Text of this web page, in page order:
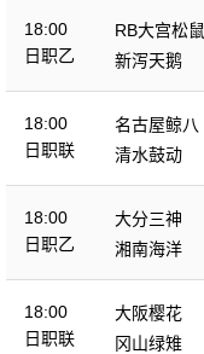
18:00
日职乙
RB大宫松鼠
新泻天鹅
18:00
日职联
名古屋鲸八
清水鼓动
18:00
日职乙
大分三神
湘南海洋
18:00
日职联
大阪樱花
冈山绿雉